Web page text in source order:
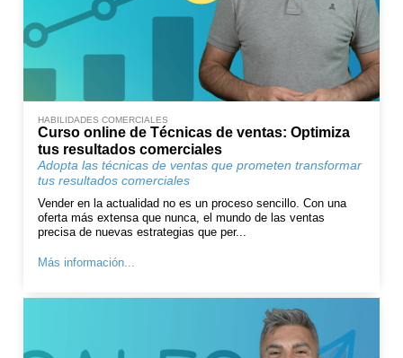
HABILIDADES COMERCIALES
Curso online de Técnicas de ventas: Optimiza
tus resultados comerciales
Adopta las técnicas de ventas que prometen transformar
tus resultados comerciales
Vender en la actualidad no es un proceso sencillo. Con una
oferta más extensa que nunca, el mundo de las ventas
precisa de nuevas estrategias que per...
Más información...